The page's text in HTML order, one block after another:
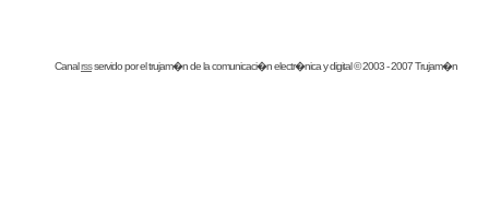
Canalrssservido por eltrujam�nde la comunicaci�n electr�nica y digital © 2003 - 2007 Trujam�n